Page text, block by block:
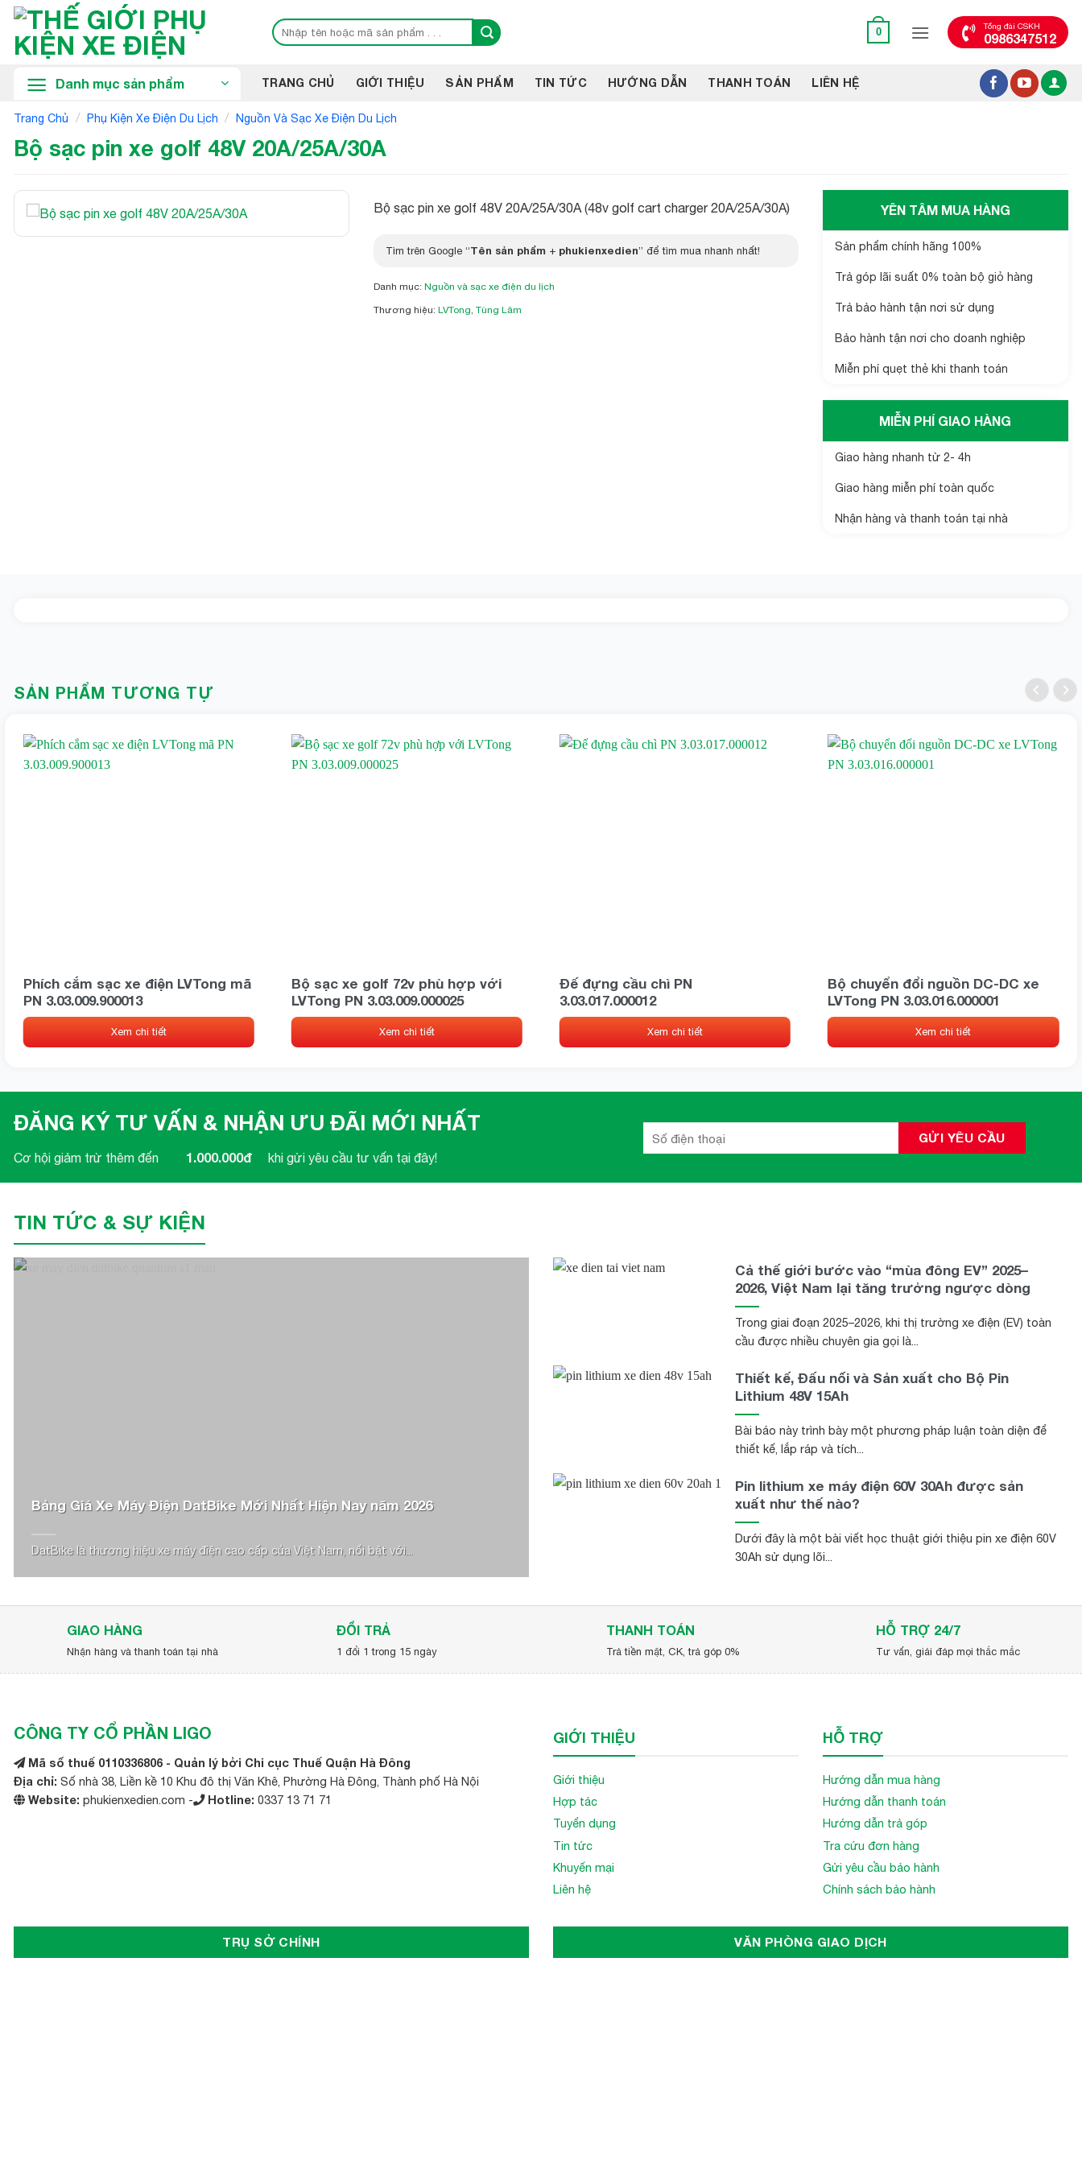
Bỏ
Tìm
kiếm:
0
Tổng đài CSKH
0986347512
Danh mục sản phẩm TRANG CHỦ GIỚI THIỆU SẢN PHẨM TIN TỨC HƯỚNG DẪN THANH TOÁN LIÊN HỆ
Trang Chủ / Phụ Kiện Xe Điện Du Lịch / Nguồn Và Sạc Xe Điện Du Lịch
Bộ sạc pin xe golf 48V 20A/25A/30A
Bộ sạc pin xe golf 48V 20A/25A/30A (48v golf cart charger 20A/25A/30A)
Tìm trên Google “Tên sản phẩm+ phukienxedien” để tìm mua nhanh nhất!
Danh mục: Nguồn và sạc xe điện du lịch
Thương hiệu: LVTong, Tùng Lâm
YÊN TÂM MUA HÀNG
Sản phẩm chính hãng 100%
Trả góp lãi suất 0% toàn bộ giỏ hàng
Trả bảo hành tận nơi sử dụng
Bảo hành tận nơi cho doanh nghiệp
Miễn phí quẹt thẻ khi thanh toán
MIỄN PHÍ GIAO HÀNG
Giao hàng nhanh từ 2- 4h
Giao hàng miễn phí toàn quốc
Nhận hàng và thanh toán tại nhà
SẢN PHẨM TƯƠNG TỰ
Phích cắm sạc xe điện LVTong mã
PN 3.03.009.900013
Xem chi tiết
Bộ sạc xe golf 72v phù hợp với
LVTong PN 3.03.009.000025
Xem chi tiết
Đế đựng cầu chì PN
3.03.017.000012
Xem chi tiết
Bộ chuyển đổi nguồn DC-DC xe
LVTong PN 3.03.016.000001
Xem chi tiết
ĐĂNG KÝ TƯ VẤN & NHẬN ƯU ĐÃI MỚI NHẤT
Cơ hội giảm trừ thêm đến 1.000.000đ khi gửi yêu cầu tư vấn tại đây!
TIN TỨC & SỰ KIỆN
Bảng Giá Xe Máy Điện DatBike Mới Nhất Hiện Nay năm 2026
DatBike là thương hiệu xe máy điện cao cấp của Việt Nam, nổi bật với...
Cả thế giới bước vào “mùa đông EV” 2025–
2026, Việt Nam lại tăng trưởng ngược dòng
Trong giai đoạn 2025–2026, khi thị trường xe điện (EV) toàn
cầu được nhiều chuyên gia gọi là...
Thiết kế, Đấu nối và Sản xuất cho Bộ Pin
Lithium 48V 15Ah
Bài báo này trình bày một phương pháp luận toàn diện để
thiết kế, lắp ráp và tích...
Pin lithium xe máy điện 60V 30Ah được sản
xuất như thế nào?
Dưới đây là một bài viết học thuật giới thiệu pin xe điện 60V
30Ah sử dụng lõi...
GIAO HÀNG
Nhận hàng và thanh toán tại nhà
ĐỔI TRẢ
1 đổi 1 trong 15 ngày
THANH TOÁN
Trả tiền mặt, CK, trả góp 0%
HỖ TRỢ 24/7
Tư vấn, giải đáp mọi thắc mắc
CÔNG TY CỔ PHẦN LIGO
Mã số thuế 0110336806 - Quản lý bởi Chi cục Thuế Quận Hà Đông
Địa chỉ: Số nhà 38, Liền kề 10 Khu đô thị Văn Khê, Phường Hà Đông, Thành phố Hà Nội
Website: phukienxedien.com - Hotline: 0337 13 71 71
GIỚI THIỆU
Giới thiệu
Hợp tác
Tuyển dụng
Tin tức
Khuyến mại
Liên hệ
HỖ TRỢ
Hướng dẫn mua hàng
Hướng dẫn thanh toán
Hướng dẫn trả góp
Tra cứu đơn hàng
Gửi yêu cầu bảo hành
Chính sách bảo hành
TRỤ SỞ CHÍNH VĂN PHÒNG GIAO DỊCH